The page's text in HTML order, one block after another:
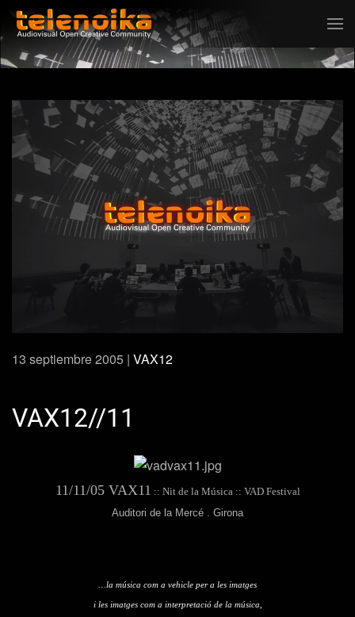
Ir al contenido principal
13 septiembre 2005 | VAX12
VAX12//11
11/11/05 VAX11 :: Nit de la Música :: VAD Festival
Auditori de la Mercé . Girona
…la música com a vehicle per a les imatges
i les imatges com a interpretació de la música,